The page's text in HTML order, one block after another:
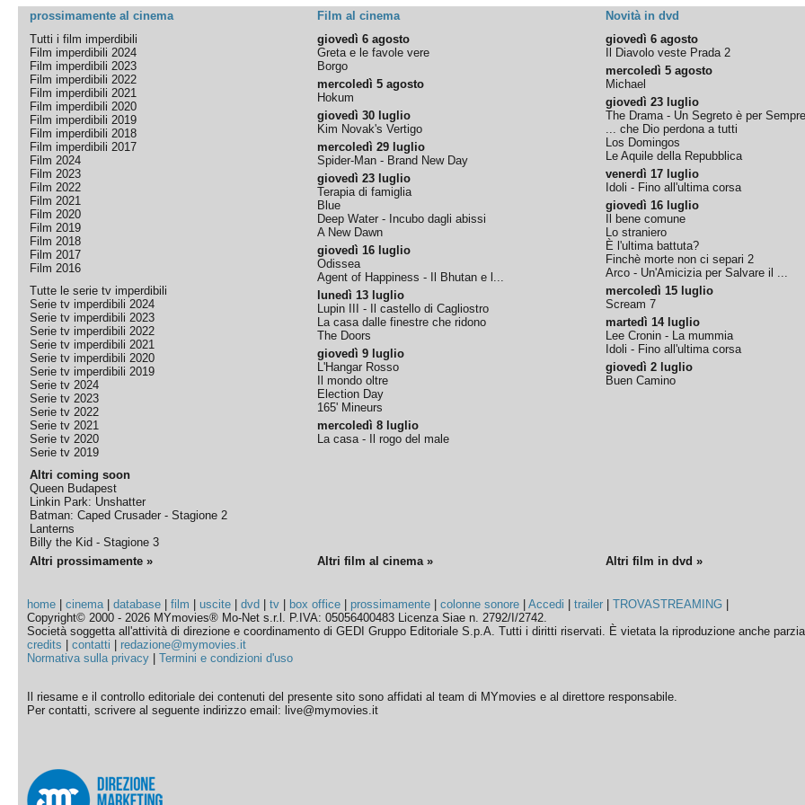
prossimamente al cinema Film al cinema Novità in dvd
Tutti i film imperdibili
Film imperdibili 2024
Film imperdibili 2023
Film imperdibili 2022
Film imperdibili 2021
Film imperdibili 2020
Film imperdibili 2019
Film imperdibili 2018
Film imperdibili 2017
Film 2024
Film 2023
Film 2022
Film 2021
Film 2020
Film 2019
Film 2018
Film 2017
Film 2016
Tutte le serie tv imperdibili
Serie tv imperdibili 2024
Serie tv imperdibili 2023
Serie tv imperdibili 2022
Serie tv imperdibili 2021
Serie tv imperdibili 2020
Serie tv imperdibili 2019
Serie tv 2024
Serie tv 2023
Serie tv 2022
Serie tv 2021
Serie tv 2020
Serie tv 2019
Altri coming soon
Queen Budapest
Linkin Park: Unshatter
Batman: Caped Crusader - Stagione 2
Lanterns
Billy the Kid - Stagione 3
giovedì 6 agosto
Greta e le favole vere
Borgo
mercoledì 5 agosto
Hokum
giovedì 30 luglio
Kim Novak's Vertigo
mercoledì 29 luglio
Spider-Man - Brand New Day
giovedì 23 luglio
Terapia di famiglia
Blue
Deep Water - Incubo dagli abissi
A New Dawn
giovedì 16 luglio
Odissea
Agent of Happiness - Il Bhutan e l...
lunedì 13 luglio
Lupin III - Il castello di Cagliostro
La casa dalle finestre che ridono
The Doors
giovedì 9 luglio
L'Hangar Rosso
Il mondo oltre
Election Day
165' Mineurs
mercoledì 8 luglio
La casa - Il rogo del male
giovedì 6 agosto
Il Diavolo veste Prada 2
mercoledì 5 agosto
Michael
giovedì 23 luglio
The Drama - Un Segreto è per Sempre
... che Dio perdona a tutti
Los Domingos
Le Aquile della Repubblica
venerdì 17 luglio
Idoli - Fino all'ultima corsa
giovedì 16 luglio
Il bene comune
Lo straniero
È l'ultima battuta?
Finchè morte non ci separi 2
Arco - Un'Amicizia per Salvare il ...
mercoledì 15 luglio
Scream 7
martedì 14 luglio
Lee Cronin - La mummia
Idoli - Fino all'ultima corsa
giovedì 2 luglio
Buen Camino
Altri prossimamente » Altri film al cinema » Altri film in dvd »
home |cinema|database |film |uscite |dvd |tv box office prossimamente |colonne sonore |Accedi |trailer |TROVASTREAMING
Copyright© 2000 - 2026 MYmovies® Mo-Net s.r.l. P.IVA: 05056400483 Licenza Siae n. 2792/I/2742.
Società soggetta all'attività di direzione e coordinamento di GEDI Gruppo Editoriale S.p.A. Tutti i diritti riservati. È vietata la riproduzione anche
credits |contatti
redazione@mymovies.it
Normativa sulla privacy |Termini e condizioni d'uso
Il riesame e il controllo editoriale dei contenuti del presente sito sono affidati al team di MYmovies e al direttore responsabile.
Per contatti, scrivere al seguente indirizzo email: live@mymovies.it